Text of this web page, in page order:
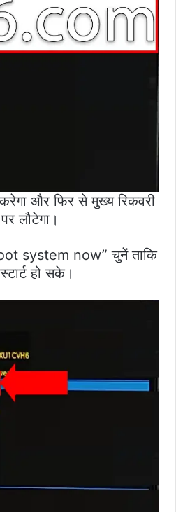
और फिर से मुख्य रिकवरी
लौटेगा।
system now” चुनें ताकि
हो सके।